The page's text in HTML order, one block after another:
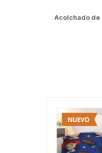
Acolchado de